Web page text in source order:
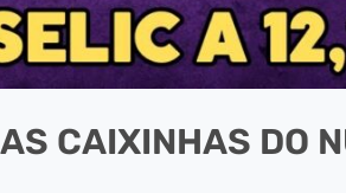
CAIXINHAS DO